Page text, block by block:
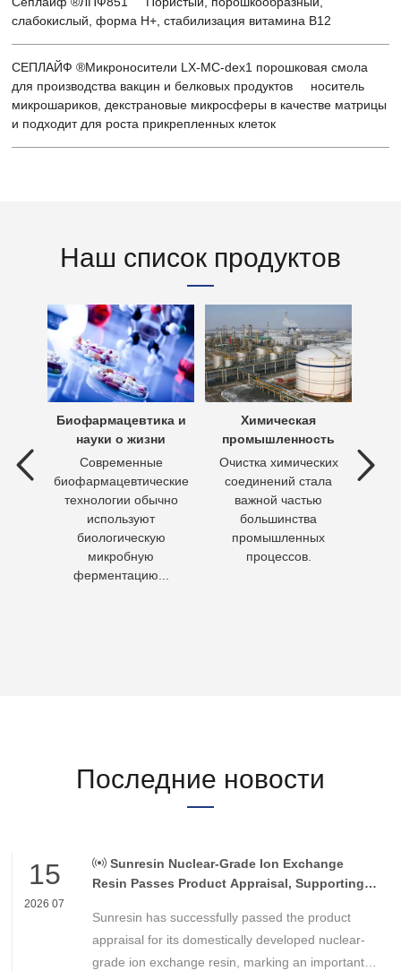
слабокислый, форма H+, стабилизация витамина B12
СЕПЛАЙФ ®Микроносители LX-MC-dex1 порошковая смола
для производства вакцин и белковых продуктов носитель
микрошариков, декстрановые микросферы в качестве матрицы
и подходит для роста прикрепленных клеток
Наш список продуктов
Биофармацевтика и
науки о жизни
Современные
биофармацевтические
технологии обычно
используют
биологическую
микробную
ферментацию...
Химическая
промышленность
Очистка химических
соединений стала
важной частью
большинства
промышленных
процессов.
Последние новости
15
2026 07
Sunresin Nuclear-Grade Ion Exchange
Resin Passes Product Appraisal, Supporting
Control
Sunresin has successfully passed the product
appraisal for its domestically developed nuclear-
grade ion exchange resin, marking an important